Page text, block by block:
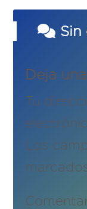
Sin
Deja
Tu
Los